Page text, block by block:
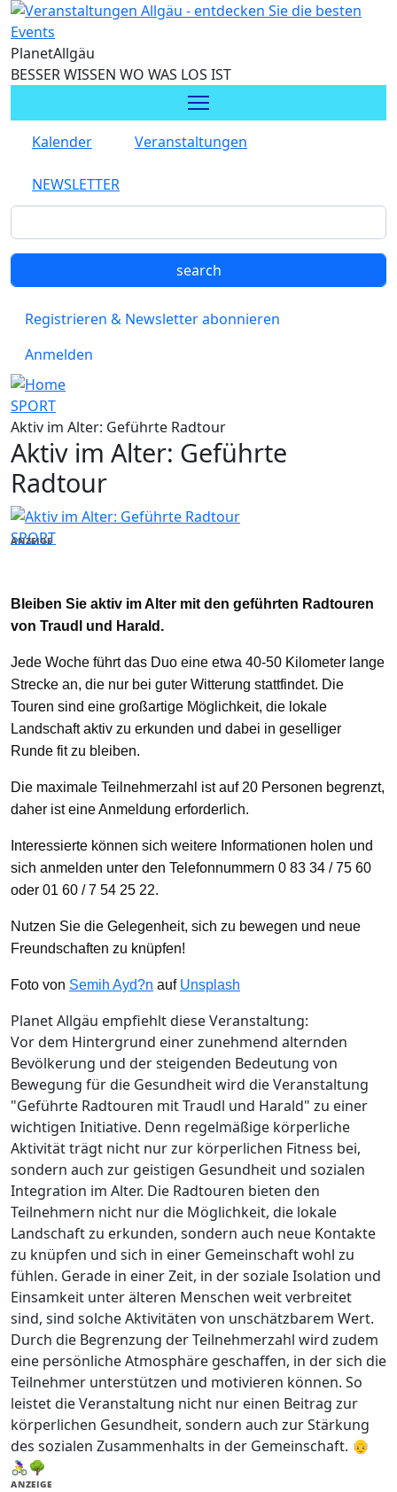
Direkt zum Inhalt
PlanetAllgäu
BESSER WISSEN WO WAS LOS IST
Kalender Veranstaltungen
NEWSLETTER
Registrieren & Newsletter abonnieren
Anmelden
SPORT
Aktiv im Alter: Geführte Radtour
Aktiv im Alter: Geführte
Radtour
SPORT
ANZEIGE
Bleiben Sie aktiv im Alter mit den geführten Radtouren
von Traudl und Harald.
Jede Woche führt das Duo eine etwa 40-50 Kilometer lange
Strecke an, die nur bei guter Witterung stattfindet. Die
Touren sind eine großartige Möglichkeit, die lokale
Landschaft aktiv zu erkunden und dabei in geselliger
Runde fit zu bleiben.
Die maximale Teilnehmerzahl ist auf 20 Personen begrenzt,
daher ist eine Anmeldung erforderlich.
Interessierte können sich weitere Informationen holen und
sich anmelden unter den Telefonnummern 0 83 34 / 75 60
oder 01 60 / 7 54 25 22.
Nutzen Sie die Gelegenheit, sich zu bewegen und neue
Freundschaften zu knüpfen!
Foto von Semih Ayd?n auf Unsplash
Planet Allgäu empfiehlt diese Veranstaltung:
Vor dem Hintergrund einer zunehmend alternden
Bevölkerung und der steigenden Bedeutung von
Bewegung für die Gesundheit wird die Veranstaltung
"Geführte Radtouren mit Traudl und Harald" zu einer
wichtigen Initiative. Denn regelmäßige körperliche
Aktivität trägt nicht nur zur körperlichen Fitness bei,
sondern auch zur geistigen Gesundheit und sozialen
Integration im Alter. Die Radtouren bieten den
Teilnehmern nicht nur die Möglichkeit, die lokale
Landschaft zu erkunden, sondern auch neue Kontakte
zu knüpfen und sich in einer Gemeinschaft wohl zu
fühlen. Gerade in einer Zeit, in der soziale Isolation und
Einsamkeit unter älteren Menschen weit verbreitet
sind, sind solche Aktivitäten von unschätzbarem Wert.
Durch die Begrenzung der Teilnehmerzahl wird zudem
eine persönliche Atmosphäre geschaffen, in der sich die
Teilnehmer unterstützen und motivieren können. So
leistet die Veranstaltung nicht nur einen Beitrag zur
körperlichen Gesundheit, sondern auch zur Stärkung
des sozialen Zusammenhalts in der Gemeinschaft. 👴
🚴‍♀️🌳
ANZEIGE